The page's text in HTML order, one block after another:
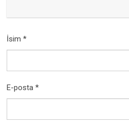
İsim *
E-posta *